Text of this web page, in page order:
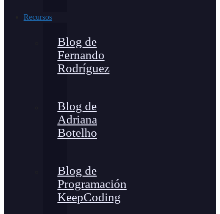
Recursos
Blog de
Fernando
Rodríguez
Blog de
Adriana
Botelho
Blog de
Programación
KeepCoding